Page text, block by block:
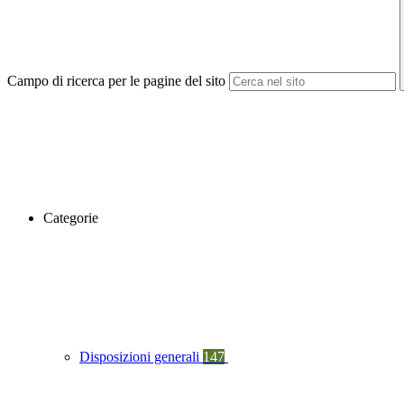
Campo di ricerca per le pagine del sito
Categorie
Disposizioni generali 147